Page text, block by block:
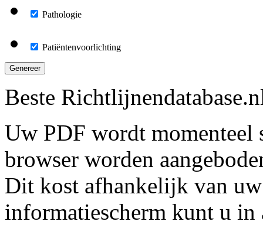
Pathologie
Patiëntenvoorlichting
Genereer
Beste
Uw PDF wordt momenteel
browser worden
Dit kost afhankelijk van
informatiescherm kunt u